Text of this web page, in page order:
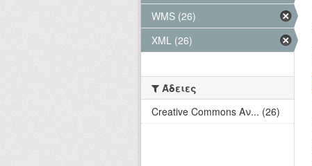
WMS (26)
XML (26)
Άδειες
Creative Commons Αν... (26)